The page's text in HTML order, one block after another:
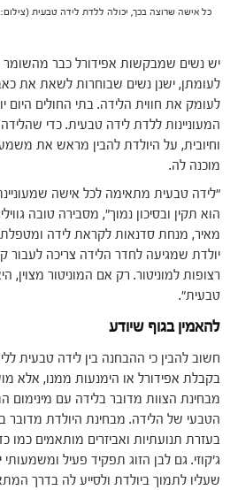
כל אישה שרוצה בכך, יכולה ללדת לידה טבעית (צילום: depositphotos)
יש נשים שמבקשות אפידורל כבר מהשומר
לעומתן, ישנן נשים שבוחרות לשאת את
לעומק את חווית הלידה. בתי החולים היום
המעוניינות ללדת לידה טבעית. כדי
וחיובית, על היולדת להבין מראש את
מוכנה לה.
"לידה טבעית מתאימה לכל אישה
הוא תקין ובסיכון נמוך", מסבירה טובה
מאיר, מנחת סדנאות לקראת לידה ומטפלת
רצופות למוניטור. רק אם המוניטור מצוין,
טבעית".
להאמין בגוף שיודע
חשוב להבין כי ההבחנה בין לידה טבעית
בקבלת אפידורל או הימנעות ממנו, אלא
מבחינת הצוות מדובר בלידה עם
הטבעי של הלידה. מבחינת היולדת מדובר
בעזרת תנועתיות ואביזרים מותאמים כמו
ג'קוזי. גם לבן הזוג תפקיד פעיל ומשמעותי
שעליו לתמוך ביולדת ולסייע לה בדרך